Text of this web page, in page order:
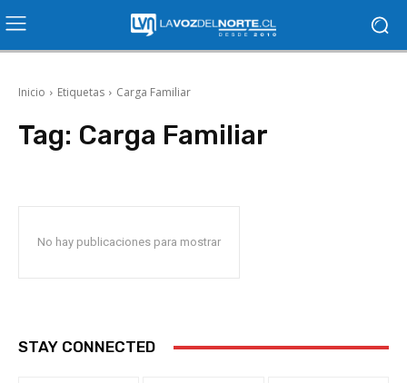
Inicio Etiquetas Carga Familiar
Tag: Carga Familiar
No hay publicaciones para mostrar
STAY CONNECTED